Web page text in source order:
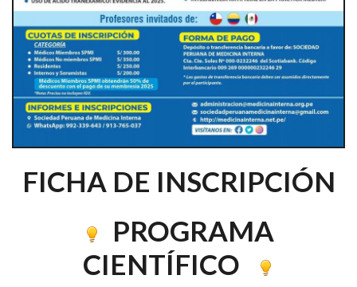
FICHA DE INSCRIPCIÓN
PROGRAMA
CIENTÍFICO